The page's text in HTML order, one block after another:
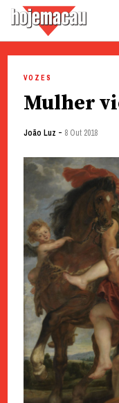
content
VOZES
Mulher
João Luz - 8 Out 2018